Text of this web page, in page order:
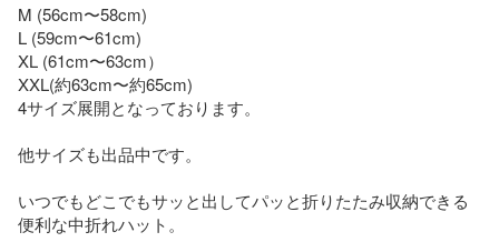
M (56cm〜58cm)
L (59cm〜61cm)
XL (61cm〜63cm）
XXL(約63cm〜約65cm)
4サイズ展開となっております。
他サイズも出品中です。
いつでもどこでもサッと出してパッと折りたたみ収納できる
便利な中折れハット。